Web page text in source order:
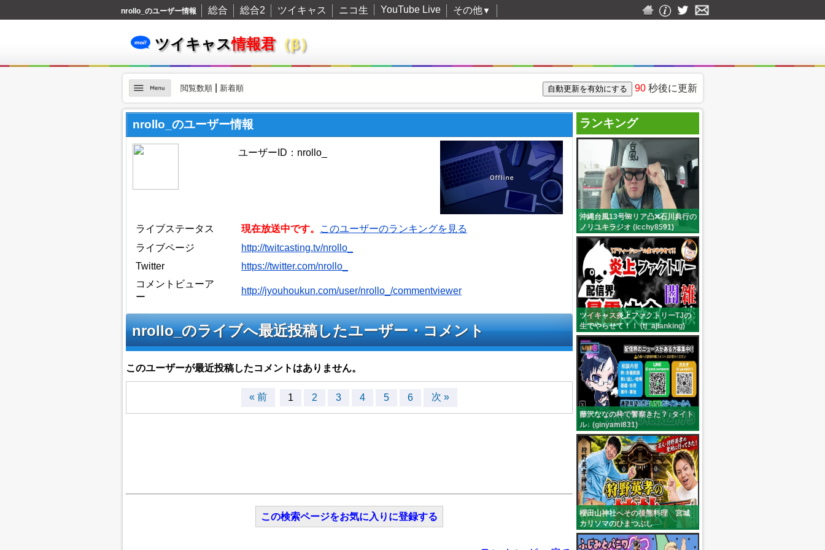
nrollo_のユーザー情報 総合 総合2 ツイキャス ニコ生 YouTube Live その他▼
ツイキャス情報君（β）
閲覧数順| 新着順 90秒後に更新
nrollo_のユーザー情報
ユーザーID：nrollo_
ライブステータス 現在放送中です。
このユーザーのランキングを見る
ライブページ
http://twitcasting.tv/nrollo_
Twitter
https://twitter.com/nrollo_
コメントビューア
ー
http://jyouhoukun.com/user/nrollo_/commentviewer
nrollo_のライブへ最近投稿したユーザー・コメント
このユーザーが最近投稿したコメントはありません。
« 前 1 2 3 4 5 6 次 »
この検索ページをお気に入りに登録する
ランキング
沖縄台風13号🌺リア凸❌石川典行の
ノリユキラジオ (icchy8591)
ツイキャス炎上ファクトリーTJの
生でやらせて！！ (tj_ajianking)
藤沢ななの枠で警察きた？↓タイト
ル↓ (ginyami831)
櫻田山神社へその後熊料理 宮城
カリソマのひまつぶし
(niko_yumepirika)